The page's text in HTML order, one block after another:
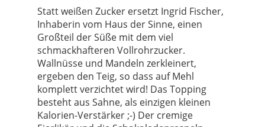
Statt weißen Zucker ersetzt Ingrid Fischer,
Inhaberin vom Haus der Sinne, einen
Großteil der Süße mit dem viel
schmackhafteren Vollrohrzucker.
Wallnüsse und Mandeln zerkleinert,
ergeben den Teig, so dass auf Mehl
komplett verzichtet wird! Das Topping
besteht aus Sahne, als einzigen kleinen
Kalorien-Verstärker ;-) Der cremige